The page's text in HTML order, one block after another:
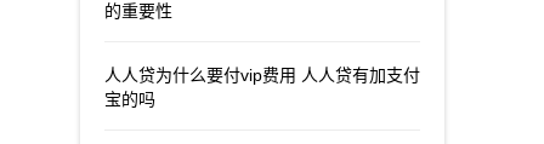
的重要性
人人贷为什么要付vip费用 人人贷有加支付
宝的吗